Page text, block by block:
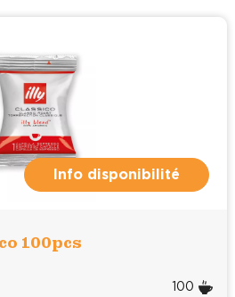
Info disponibilité
100pcs
100